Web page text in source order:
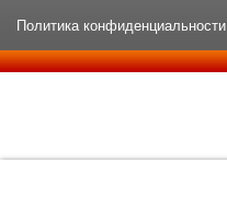
Политика конфиденциальности